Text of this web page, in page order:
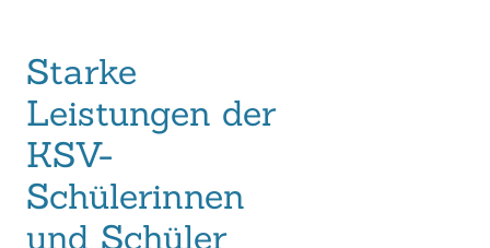
Starke
Leistungen der
KSV-
Schülerinnen
und Schüler